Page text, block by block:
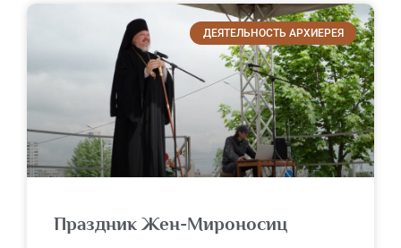
ДЕЯТЕЛЬНОСТЬ АРХИЕРЕЯ
Праздник Жен-Мироносиц